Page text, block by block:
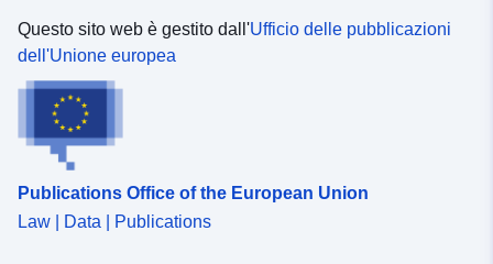
Questo sito web è gestito dall'Ufficio delle pubblicazioni
dell'Unione europea
Publications Office of the European Union
Law | Data | Publications